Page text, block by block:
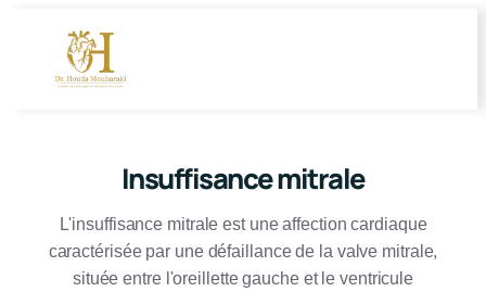
Insuffisance mitrale
L'insuffisance mitrale est une affection cardiaque
caractérisée par une défaillance de la valve mitrale,
située entre l'oreillette gauche et le ventricule